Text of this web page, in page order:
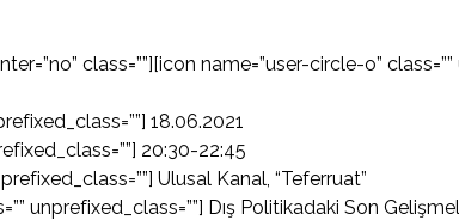
class=””][icon name=”user-circle-o” class=””
18.06.2021
20:30-22:45
Ulusal Kanal, “Teferruat”
unprefixed_class=””] Dış Politikadaki Son